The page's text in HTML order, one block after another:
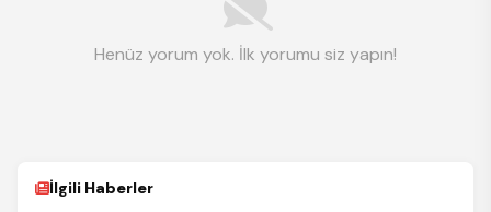
Henüz yorum yok. İlk yorumu siz yapın!
İlgili Haberler